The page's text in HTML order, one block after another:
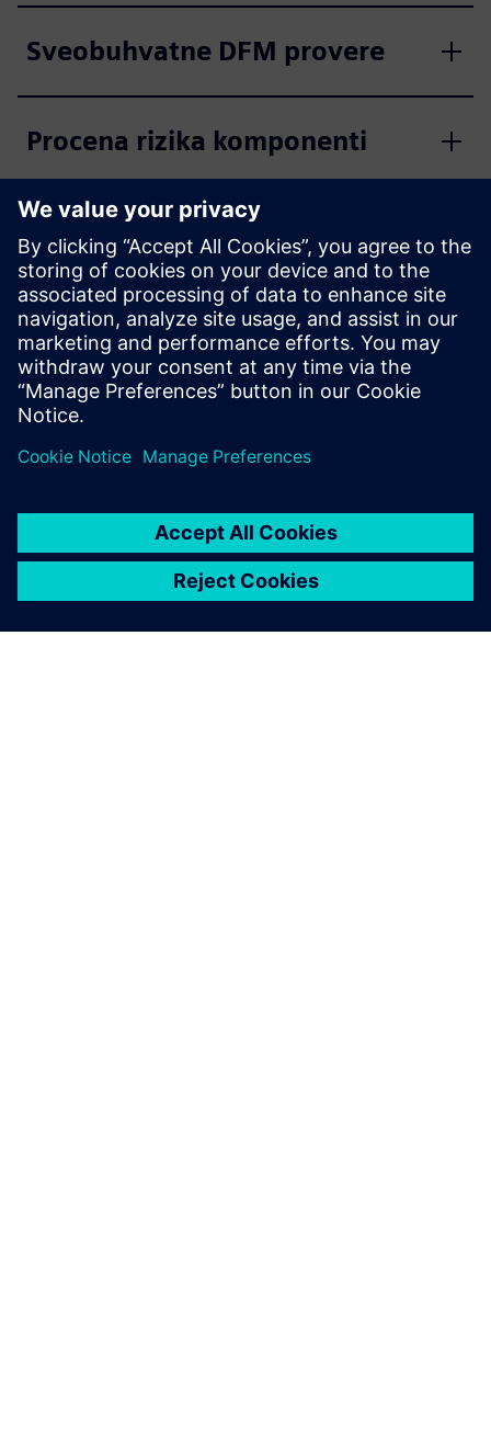
Sveobuhvatne DFM provere
Procena rizika komponenti
Saradnja DFM profila
Dizajn i optimizacija
montažnog panela